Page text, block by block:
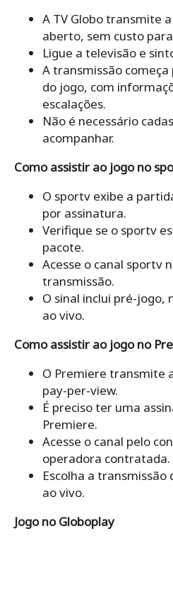
A TV Globo transmite
aberto, sem custo
Ligue a televisão e
A transmissão
do jogo, com
escalações.
Não é necessário
acompanhar.
Como assistir ao jogo no
O sportv exibe a
por assinatura.
Verifique se o sportv
pacote.
Acesse o canal sportv
transmissão.
O sinal inclui pré-jogo,
ao vivo.
Como assistir ao jogo no
O Premiere transmite
pay-per-view.
É preciso ter uma
Premiere.
Acesse o canal pelo
operadora contratada.
Escolha a
ao vivo.
Jogo no Globoplay